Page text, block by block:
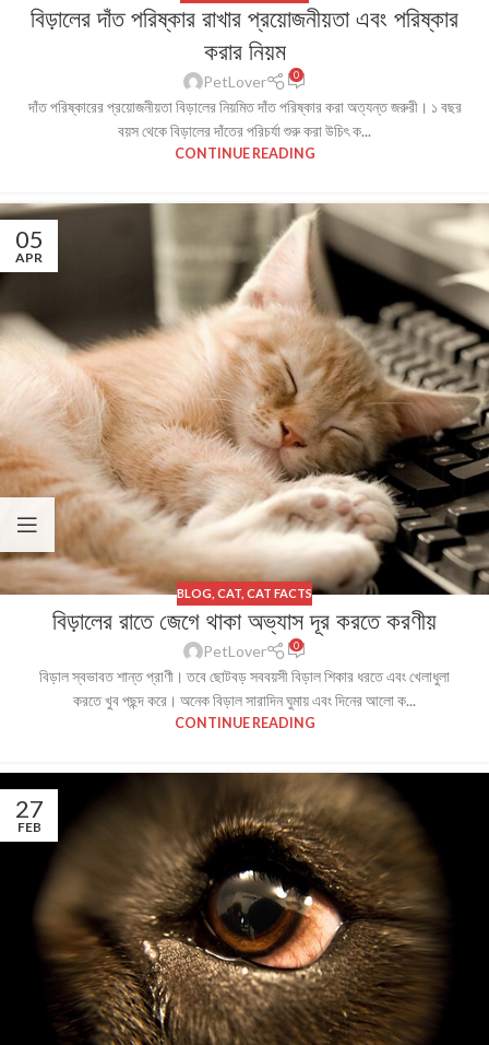
বিড়ালের দাঁত পরিষ্কার রাখার প্রয়োজনীয়তা এবং পরিষ্কার
করার নিয়ম
PetLover 0
দাঁত পরিষ্কারের প্রয়োজনীয়তা বিড়ালের নিয়মিত দাঁত পরিষ্কার করা অত্যন্ত জরুরী। ১ বছর
বয়স থেকে বিড়ালের দাঁতের পরিচর্যা শুরু করা উচিৎ ক...
CONTINUE READING
05
APR
BLOG CAT CAT FACTS
বিড়ালের রাতে জেগে থাকা অভ্যাস দূর করতে করণীয়
PetLover 0
বিড়াল স্বভাবত শান্ত প্রাণী। তবে ছোটবড় সববয়সী বিড়াল শিকার ধরতে এবং খেলাধুলা
করতে খুব পছন্দ করে। অনেক বিড়াল সারাদিন ঘুমায় এবং দিনের আলো ক...
CONTINUE READING
27
FEB